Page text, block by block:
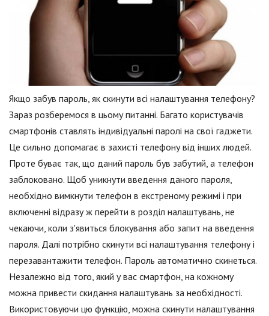
Якщо забув пароль, як скинути всі налаштування телефону?
Зараз розберемося в цьому питанні. Багато користувачів
смартфонів ставлять індивідуальні паролі на свої гаджети.
Це сильно допомагає в захисті телефону від інших людей.
Проте буває так, що даний пароль був забутий, а телефон
заблоковано. Щоб уникнути введення даного пароля,
необхідно вимкнути телефон в екстреному режимі і при
включенні відразу ж перейти в розділ налаштувань, не
чекаючи, коли з'явиться блокування або запит на введення
пароля. Далі потрібно скинути всі налаштування телефону і
перезавантажити телефон. Пароль автоматично скинеться.
Незалежно від того, який у вас смартфон, на кожному
можна привести скидання налаштувань за необхідності.
Використовуючи цю функцію, можна скинути налаштування